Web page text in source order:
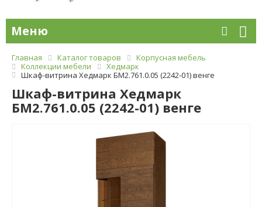
Меню
Главная Каталог товаров
Корпусная мебель
Коллекции мебели
Хедмарк
Шкаф-витрина Хедмарк БМ2.761.0.05 (2242-01) венге
Шкаф-витрина Хедмарк
БМ2.761.0.05 (2242-01) венге